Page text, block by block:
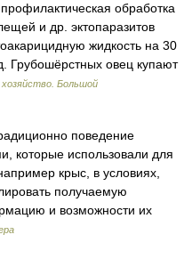
обработка
и др. эктопаразитов
жидкость на 30
Грубошёрстных овец купают
хозяйство. Большой
поведение
которые использовали для
крыс, в условиях,
получаемую
и возможности их